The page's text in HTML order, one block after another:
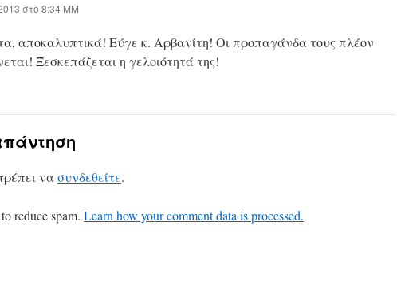
στο 8:34 ΜΜ
αποκαλυπτικά! Εύγε κ. Αρβανίτη! Οι προπαγάνδα τους πλέον
Ξεσκεπάζεται η γελοιότητά της!
νασυνδεθείτε.
reduce spam. Learn how your comment data is processed.